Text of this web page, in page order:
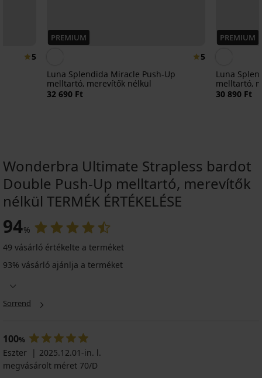
5
PREMIUM
5
Luna Splendida Miracle Push-Up
melltartó, merevítők nélkül
32 690 Ft
PREMIUM
Luna
melltartó,
30 890 Ft
Wonderbra Ultimate Strapless bardot
Double Push-Up melltartó, merevítők
nélkül TERMÉK ÉRTÉKELÉSE
94%
49 vásárló értékelte a terméket
93% vásárló ajánlja a terméket
Sorrend
100%
Eszter
2025.12.01-in. l.
megvásárolt méret 70/D